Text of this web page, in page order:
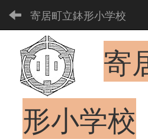
寄居町立鉢形小学校
寄
形小学校